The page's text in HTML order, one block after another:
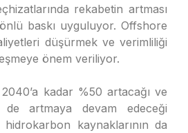
rekabetin artması
baskı uyguluyor. Offshore
düşürmek ve verimliliği
önem veriliyor.
kadar %50 artacağı ve
de artmaya devam edeceği
kaynaklarının da